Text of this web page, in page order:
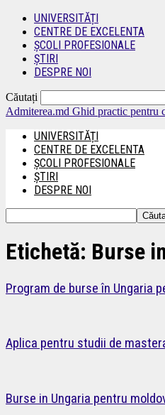
UNIVERSITĂȚI
CENTRE DE EXCELENTA
ȘCOLI PROFESIONALE
ȘTIRI
DESPRE NOI
Căutați
Admiterea.md Ghid practic pentru
UNIVERSITĂȚI
CENTRE DE EXCELENTA
ȘCOLI PROFESIONALE
ȘTIRI
DESPRE NOI
Etichetă: Burse
Program de burse în Ungaria
Aplica pentru studii de
Burse in Ungaria pentru